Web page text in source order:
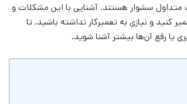
متداول سشوار هستند. آشنایی با این مشکلات و
و نیازی به تعمیرکار نداشته باشید. تا
یا رفع آن‌ها بیشتر آشنا شوید.